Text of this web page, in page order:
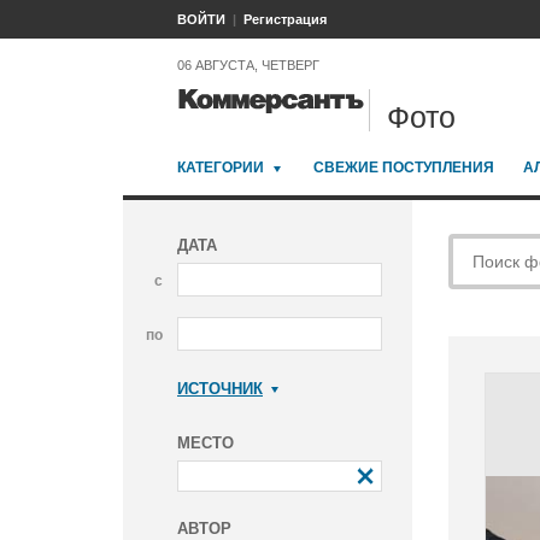
ВОЙТИ Регистрация
06 АВГУСТА, ЧЕТВЕРГ
Фото
КАТЕГОРИИ СВЕЖИЕ ПОСТУПЛЕНИЯ
ДАТА
с
по
ИСТОЧНИК
МЕСТО
АВТОР